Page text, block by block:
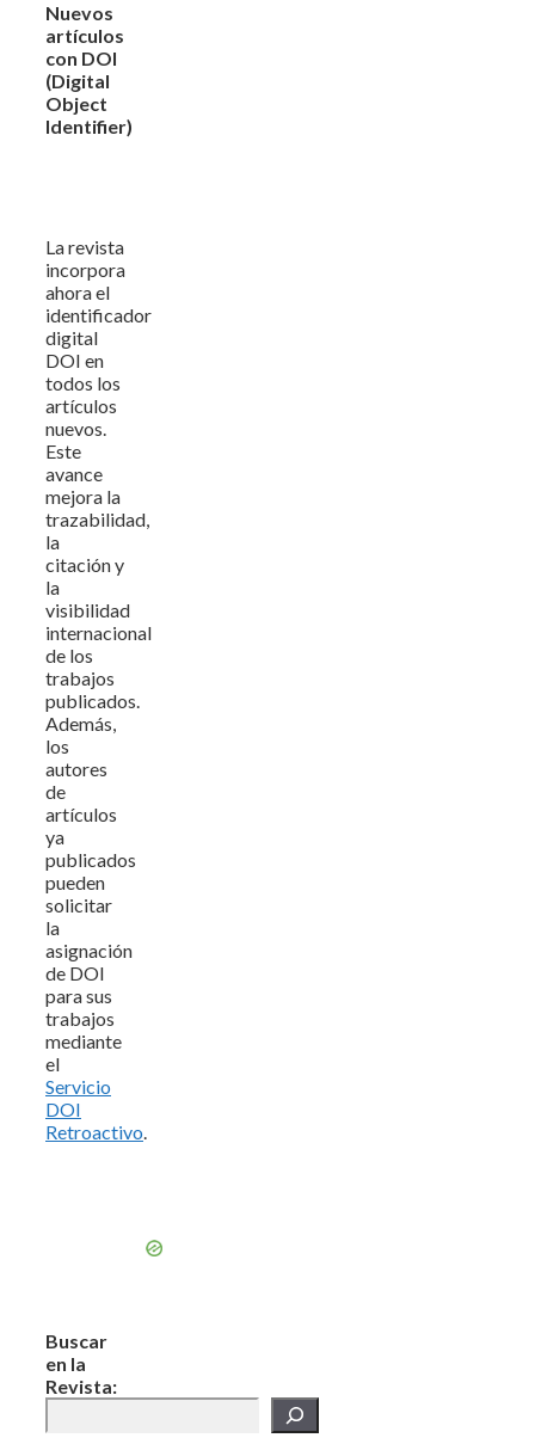
Nuevos
artículos
con DOI
(Digital
Object
Identifier)
La revista
incorpora
ahora el
identificador
digital
DOI en
todos los
artículos
nuevos.
Este
avance
mejora la
trazabilidad,
la
citación y
la
visibilidad
internacional
de los
trabajos
publicados.
Además,
los
autores
de
artículos
ya
publicados
pueden
solicitar
la
asignación
de DOI
para sus
trabajos
mediante
el
Servicio
DOI
Retroactivo.
Buscar
en la
Revista: